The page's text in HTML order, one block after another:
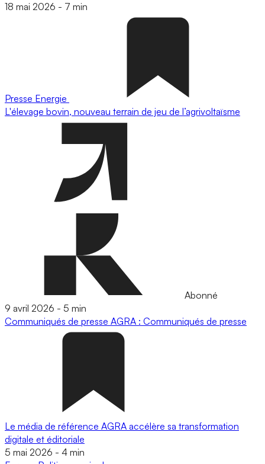
18 mai 2026 - 7 min
Presse Energie
L'élevage bovin, nouveau terrain de jeu de l’agrivoltaïsme
Abonné
9 avril 2026 - 5 min
Communiqués de presse AGRA : Communiqués de presse
Le média de référence AGRA accélère sa transformation
digitale et éditoriale
5 mai 2026 - 4 min